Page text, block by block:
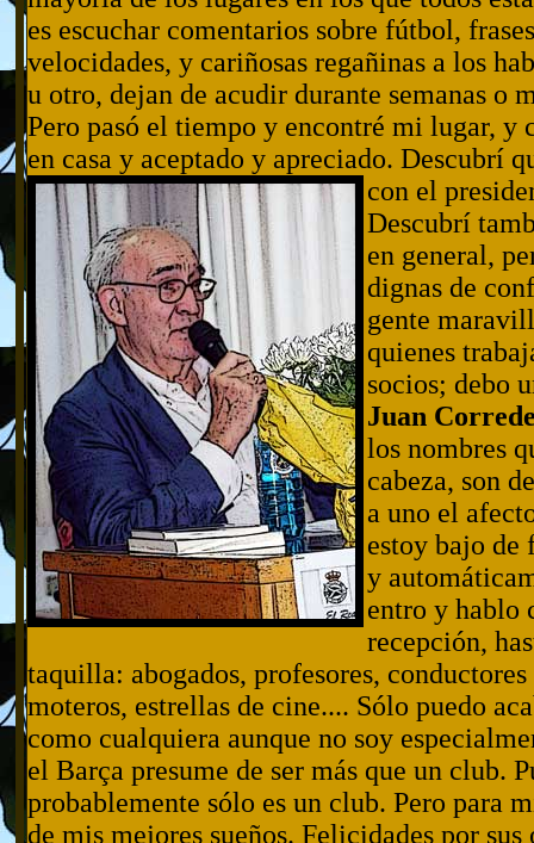
es escuchar comentarios sobre fútbol,
velocidades, y cariñosas regañinas a los
u otro, dejan de acudir durante semanas o
Pero pasó el tiempo y encontré mi lugar, y
en casa y aceptado y apreciado. Descubrí
con el
Descubrí
en general,
dignas de
gente
quienes
socios; debo
Juan
los nombres
cabeza, son
a uno el
estoy bajo de
y
entro y hablo
recepción,
taquilla: abogados, profesores,
moteros, estrellas de cine.... Sólo puedo
como cualquiera aunque no soy
el Barça presume de ser más que un club.
probablemente sólo es un club. Pero para
de mis mejores sueños. Felicidades por